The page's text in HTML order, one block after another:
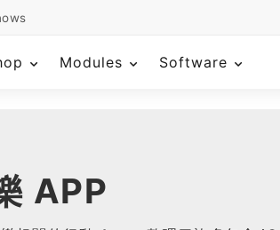
Modules Software
APP